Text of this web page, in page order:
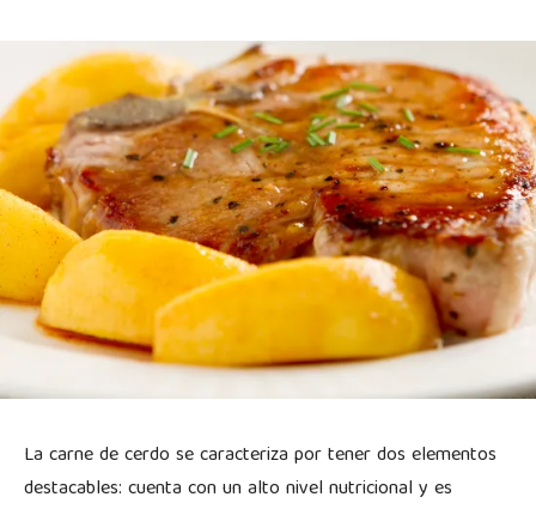
La carne de cerdo se caracteriza por tener dos elementos
destacables: cuenta con un alto nivel nutricional y es